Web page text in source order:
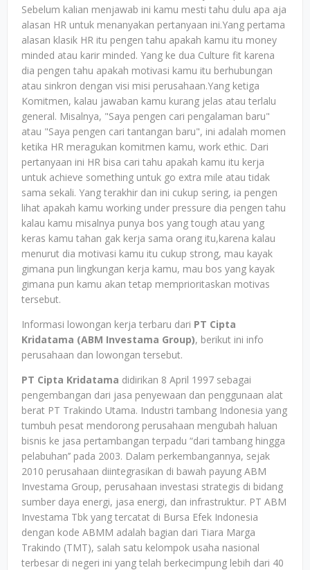
Sebelum kalian menjawab ini kamu mesti tahu dulu apa aja
alasan HR untuk menanyakan pertanyaan ini.Yang pertama
alasan klasik HR itu pengen tahu apakah kamu itu money
minded atau karir minded. Yang ke dua Culture fit karena
dia pengen tahu apakah motivasi kamu itu berhubungan
atau sinkron dengan visi misi perusahaan.Yang ketiga
Komitmen, kalau jawaban kamu kurang jelas atau terlalu
general. Misalnya, "Saya pengen cari pengalaman baru"
atau "Saya pengen cari tantangan baru", ini adalah momen
ketika HR meragukan komitmen kamu, work ethic. Dari
pertanyaan ini HR bisa cari tahu apakah kamu itu kerja
untuk achieve something untuk go extra mile atau tidak
sama sekali. Yang terakhir dan ini cukup sering, ia pengen
lihat apakah kamu working under pressure dia pengen tahu
kalau kamu misalnya punya bos yang tough atau yang
keras kamu tahan gak kerja sama orang itu,karena kalau
menurut dia motivasi kamu itu cukup strong, mau kayak
gimana pun lingkungan kerja kamu, mau bos yang kayak
gimana pun kamu akan tetap memprioritaskan motivas
tersebut.
Informasi lowongan kerja terbaru dari PT Cipta
Kridatama (ABM Investama Group), berikut ini info
perusahaan dan lowongan tersebut.
PT Cipta Kridatama didirikan 8 April 1997 sebagai
pengembangan dari jasa penyewaan dan penggunaan alat
berat PT Trakindo Utama. Industri tambang Indonesia yang
tumbuh pesat mendorong perusahaan mengubah haluan
bisnis ke jasa pertambangan terpadu “dari tambang hingga
pelabuhan’’ pada 2003. Dalam perkembangannya, sejak
2010 perusahaan diintegrasikan di bawah payung ABM
Investama Group, perusahaan investasi strategis di bidang
sumber daya energi, jasa energi, dan infrastruktur. PT ABM
Investama Tbk yang tercatat di Bursa Efek Indonesia
dengan kode ABMM adalah bagian dari Tiara Marga
Trakindo (TMT), salah satu kelompok usaha nasional
terbesar di negeri ini yang telah berkecimpung lebih dari 40